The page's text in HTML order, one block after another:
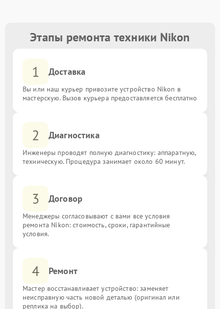
Этапы ремонта техники Nikon
1 Доставка
Вы или наш курьер привозите устройство Nikon в
мастерскую. Вызов курьера предоставляется бесплатно
2 Диагностика
Инженеры проводят полную диагностику: аппаратную,
техническую. Процедура занимает около 60 минут.
3 Договор
Менеджеры согласовывают с вами все условия
ремонта Nikon: стоимость, сроки, гарантийные
условия.
4 Ремонт
Мастер восстанавливает устройство: заменяет
неисправную часть новой деталью (оригинал или
реплика на выбор).